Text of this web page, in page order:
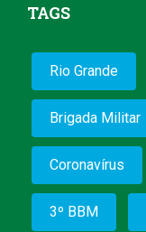
TAGS
Rio Grande
Brigada Militar
Coronavírus
3º BBM